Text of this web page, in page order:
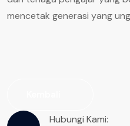
mencetak generasi yang
Hubungi Kami: